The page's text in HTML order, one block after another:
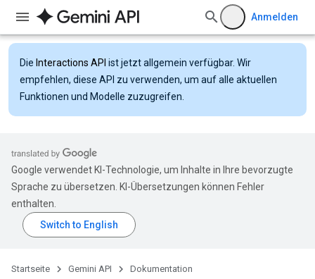
Anmelden
Die Interactions API ist jetzt allgemein verfügbar. Wir
empfehlen, diese API zu verwenden, um auf alle aktuellen
Funktionen und Modelle zuzugreifen.
Google verwendet KI-Technologie, um Inhalte in Ihre bevorzugte
Sprache zu übersetzen. KI-Übersetzungen können Fehler
enthalten.
Startseite Gemini API Dokumentation